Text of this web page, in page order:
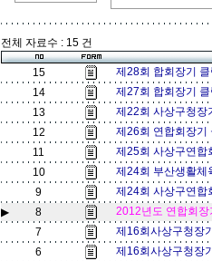
전체 자료수 : 15 건
15
제28회 합회장기
14
제27회 합회장기
13
제22회 사상구청
12
제26회 연합회장
11
제25회 사상구연
10
제24회 부산생활
9
제24회 사상구연
▶
8
2012년도 연합회
7
제16회사상구청장
6
제16회사상구청장